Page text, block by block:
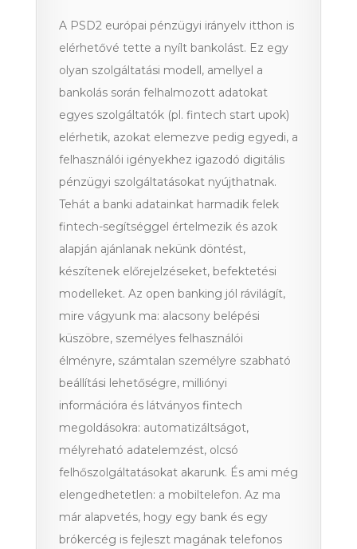
A PSD2 európai pénzügyi irányelv itthon is
elérhetővé tette a nyílt bankolást. Ez egy
olyan szolgáltatási modell, amellyel a
bankolás során felhalmozott adatokat
egyes szolgáltatók (pl. fintech start upok)
elérhetik, azokat elemezve pedig egyedi, a
felhasználói igényekhez igazodó digitális
pénzügyi szolgáltatásokat nyújthatnak.
Tehát a banki adatainkat harmadik felek
fintech-segítséggel értelmezik és azok
alapján ajánlanak nekünk döntést,
készítenek előrejelzéseket, befektetési
modelleket. Az open banking jól rávilágít,
mire vágyunk ma: alacsony belépési
küszöbre, személyes felhasználói
élményre, számtalan személyre szabható
beállítási lehetőségre, milliónyi
információra és látványos fintech
megoldásokra: automatizáltságot,
mélyreható adatelemzést, olcsó
felhőszolgáltatásokat akarunk. És ami még
elengedhetetlen: a mobiltelefon. Az ma
már alapvetés, hogy egy bank és egy
brókercég is fejleszt magának telefonos